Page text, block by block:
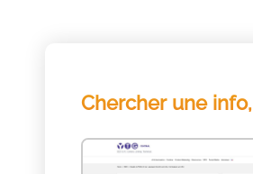
Chercher une